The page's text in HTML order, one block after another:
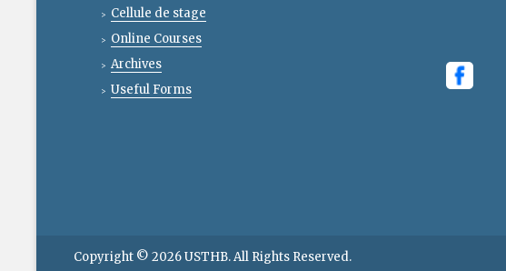
Cellule de stage
Online Courses
Archives
Useful Forms
Copyright © 2026USTHB. All Rights Reserved.